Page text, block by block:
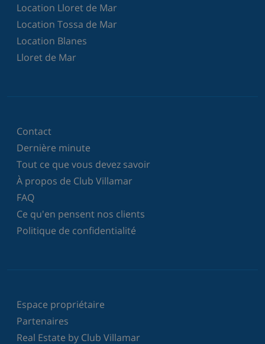
Location Lloret de Mar
Location Tossa de Mar
Location Blanes
Lloret de Mar
Contact
Dernière minute
Tout ce que vous devez savoir
À propos de Club Villamar
FAQ
Ce qu'en pensent nos clients
Politique de confidentialité
Espace propriétaire
Partenaires
Real Estate by Club Villamar